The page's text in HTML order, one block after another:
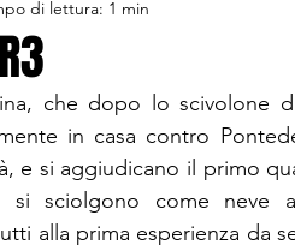
13 Silver Esordienti
Regionale 3 CSI Allievi
di lettura: 1 min
che dopo lo scivolone
in casa contro
e si aggiudicano il primo
sciolgono come neve
alla prima esperienza da